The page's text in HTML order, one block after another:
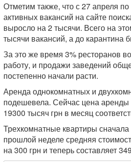
Отметим также, что с 27 апреля
активных вакансий на сайте
выросло на 2 тысячи. Всего на
тысячи вакансий, а до карантина
За это же время 3% ресторанов
работу, и продажи заведений
постепенно начали расти.
Аренда однокомнатных и
подешевела. Сейчас цена аренды
19300 тысяч грн в месяц
Трехкомнатные квартиры
прошлой неделе средняя
на 300 грн и теперь составляет